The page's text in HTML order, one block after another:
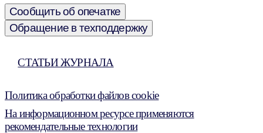
Сообщить об опечатке
Обращение в техподдержку
СТАТЬИ ЖУРНАЛА
Политика обработки файлов cookie
На информационном ресурсе применяются
рекомендательные технологии